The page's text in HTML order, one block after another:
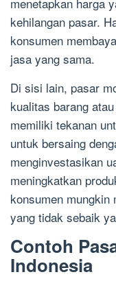
kehilangan pasar.
konsumen
jasa yang sama.
Di sisi lain, pasar
kualitas barang
memiliki tekanan
untuk bersaing
menginvestasikan
meningkatkan
konsumen mungkin
yang tidak sebaik
Contoh
Indonesia